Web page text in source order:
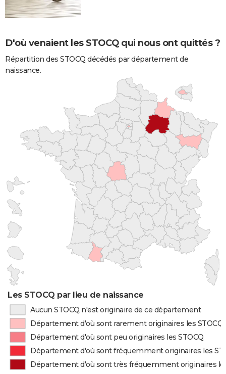
D'où venaient les STOCQ qui nous ont quittés ?
Répartition des STOCQ décédés par département de
naissance.
Les STOCQ par lieu de naissance
Aucun STOCQ n'est originaire de ce département
Département d'où sont rarement originaires les STOCQ
Département d'où sont peu originaires les STOCQ
Département d'où sont fréquemment originaires les
Département d'où sont très fréquemment originaires